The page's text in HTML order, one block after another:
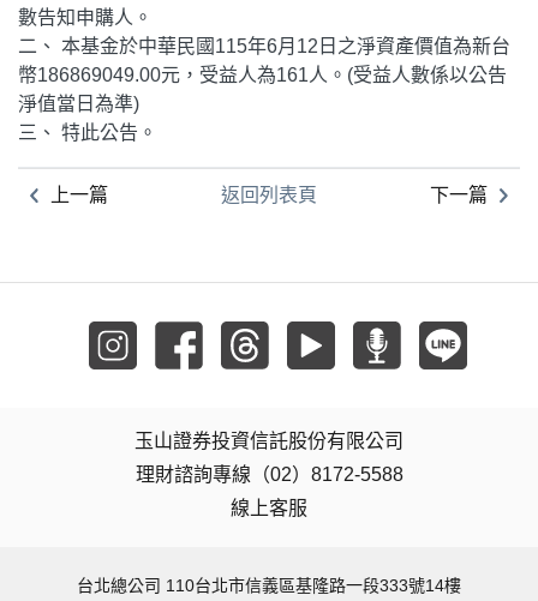
數告知申購人。
二、 本基金於中華民國115年6月12日之淨資產價值為新台
幣186869049.00元，受益人為161人。(受益人數係以公告
淨值當日為準)
三、 特此公告。
上一篇 返回列表頁 下一篇
玉山證券投資信託股份有限公司
理財諮詢專線（02）8172-5588
線上客服
台北總公司 110台北市信義區基隆路一段333號14樓